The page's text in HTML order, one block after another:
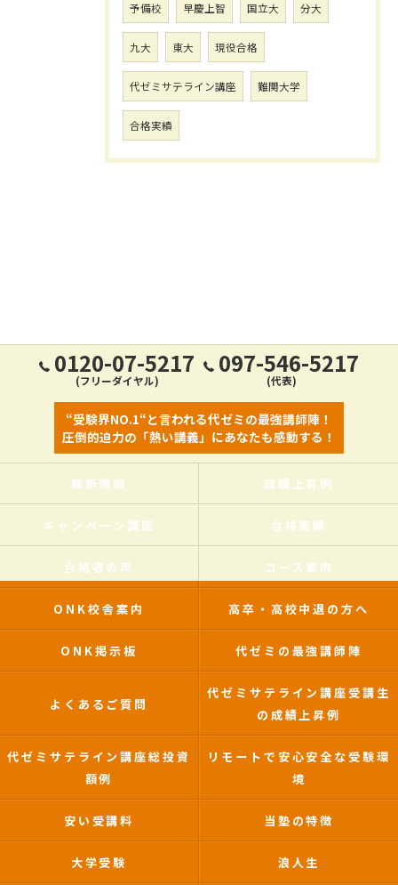
予備校 早慶上智 国立大 分大
九大 東大 現役合格
代ゼミサテライン講座 難関大学
合格実績
0120-07-5217
(フリーダイヤル)
097-546-5217
(代表)
“受験界NO.1“と言われる代ゼミの最強講師陣！
圧倒的迫力の「熱い講義」にあなたも感動する！
最新情報 成績上昇例
キャンペーン講座 合格実績
合格者の声 コース案内
ONK校舎案内 高卒・高校中退の方へ
ONK掲示板 代ゼミの最強講師陣
よくあるご質問
代ゼミサテライン講座受講生
の成績上昇例
代ゼミサテライン講座総投資
額例
リモートで安心安全な受験環
境
安い受講料 当塾の特徴
大学受験 浪人生